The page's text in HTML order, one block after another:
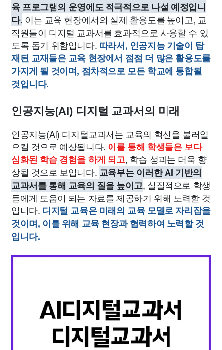
육 프로그램의 운영에도 적극적으로 나설 예정입니
다. 이는 교육 현장에서의 실제 활용도를 높이고, 교
직원들이 디지털 교과서를 효과적으로 사용할 수 있
도록 돕기 위함입니다. 따라서, 인공지능 기술이 탑
재된 교재들은 교육 현장에서 점점 더 많은 활용도를
가지게 될 것이며, 점차적으로 모든 학교에 통합될
것입니다.
인공지능(AI) 디지털 교과서의 미래
인공지능(AI) 디지털교과서는 교육의 혁신을 불러일
으킬 것으로 예상됩니다. 이를 통해 학생들은 보다
심화된 학습 경험을 하게 되고, 학습 성과는 더욱 향
상될 것으로 보입니다. 교육부는 이러한 AI 기반의
교과서를 통해 교육의 질을 높이고, 실질적으로 학생
들에게 도움이 되는 자료를 제공하기 위해 노력할 것
입니다. 디지털 교육은 미래의 교육 모델로 자리잡을
것이며, 이를 위해 교육 현장과 협력하여 노력할 것
입니다.